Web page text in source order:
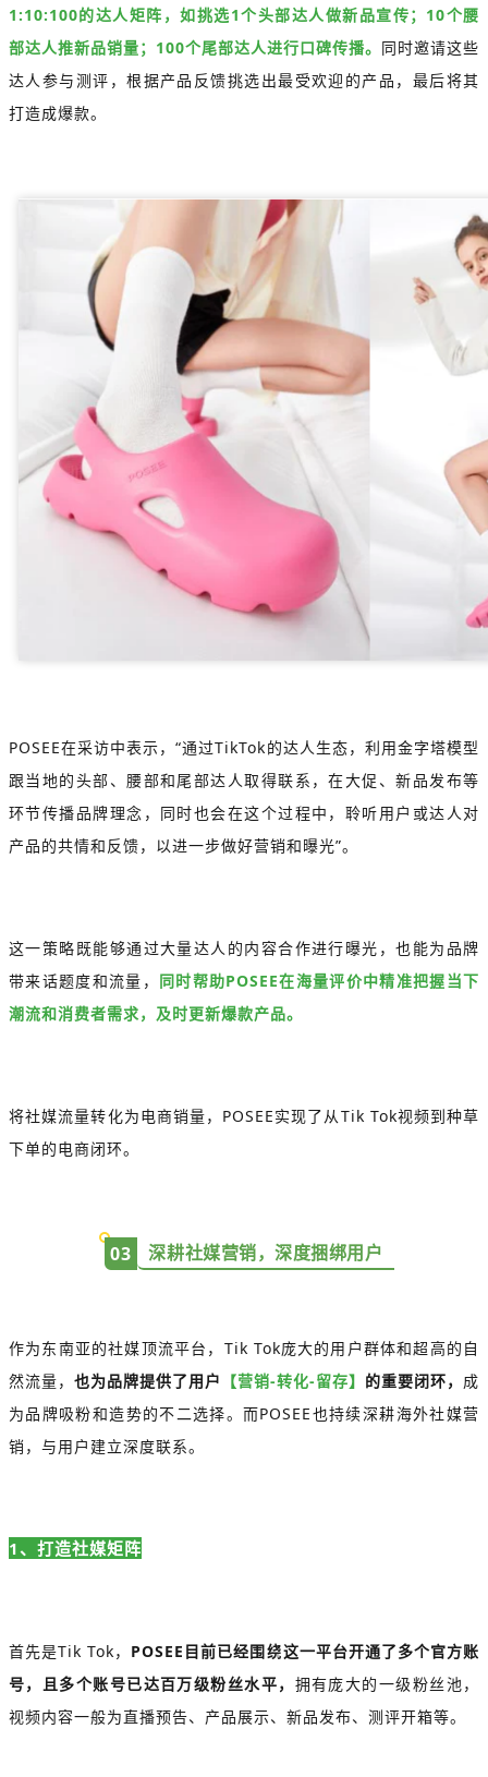
1:10:100的达人矩阵，如挑选1个头部达人做新品宣传；10个腰
部达人推新品销量；100个尾部达人进行口碑传播。 同时邀请这些
达人参与测评，根据产品反馈挑选出最受欢迎的产品，最后将其
打造成爆款。
POSEE在采访中表示，“通过TikTok的达人生态，利用金字塔模型
跟当地的头部、腰部和尾部达人取得联系，在大促、新品发布等
环节传播品牌理念，同时也会在这个过程中，聆听用户或达人对
产品的共情和反馈，以进一步做好营销和曝光”。
这一策略既能够通过大量达人的内容合作进行曝光，也能为品牌
带来话题度和流量， 同时帮助POSEE在海量评价中精准把握当下
潮流和消费者需求，及时更新爆款产品。
将社媒流量转化为电商销量，POSEE实现了从Tik Tok视频到种草
下单的电商闭环。
03 深耕社媒营销，深度捆绑用户
作为东南亚的社媒顶流平台，Tik Tok庞大的用户群体和超高的自
然流量， 也为品牌提供了用户 【营销-转化-留存】 的重要闭环， 成
为品牌吸粉和造势的不二选择。而POSEE也持续深耕海外社媒营
销，与用户建立深度联系。
1、打造社媒矩阵
首先是Tik Tok， POSEE目前已经围绕这一平台开通了多个官方账
号，且多个账号已达百万级粉丝水平， 拥有庞大的一级粉丝池，
视频内容一般为直播预告、产品展示、新品发布、测评开箱等。